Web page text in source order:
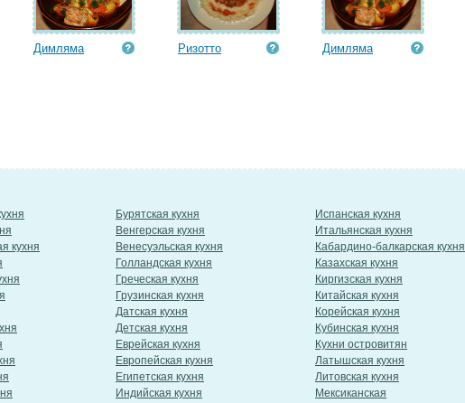
Димляма Ризотто Димляма
кухня
Бурятская кухня
Венгерская кухня
Венесуэльская кухня
Голландская кухня
Греческая кухня
Грузинская кухня
Датская кухня
Детская кухня
Еврейская кухня
Европейская кухня
Египетская кухня
Индийская кухня
Испанская кухня
Итальянская кухня
Кабардино-балкарская кухня
Казахская кухня
Киргизская кухня
Китайская кухня
Корейская кухня
Кубинская кухня
Кухни островитян
Латышская кухня
Литовская кухня
Мексиканская